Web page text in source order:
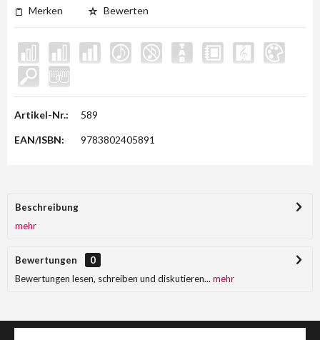
Merken Bewerten
Artikel-Nr.: 589
EAN/ISBN: 9783802405891
Beschreibung
mehr
Bewertungen
0
Bewertungen lesen, schreiben und diskutieren... mehr